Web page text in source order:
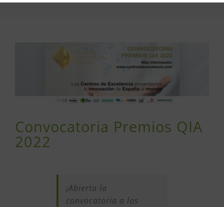
Convocatoria Premios QIA
2022
¡Abierta la
convocatoria a los